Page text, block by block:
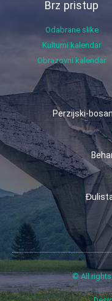
Brz pristup
Odabrane slike
Kulturni kalendar
Obrazovni kalendar
Perzijski-
© All rights